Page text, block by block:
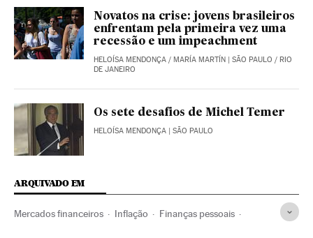
Novatos na crise: jovens brasileiros
enfrentam pela primeira vez uma
recessão e um impeachment
HELOÍSA MENDONÇA / MARÍA MARTÍN | SÃO PAULO / RIO
DE JANEIRO
Os sete desafios de Michel Temer
HELOÍSA MENDONÇA | SÃO PAULO
ARQUIVADO EM
Mercados financeiros Inflação Finanças pessoais